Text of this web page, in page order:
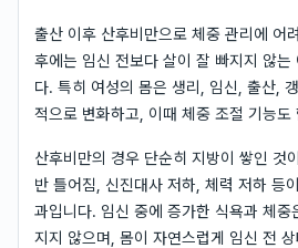
출산 이후 산후비만으로 체중 관리에 어
후에는 임신 전보다 살이 잘 빠지지 않는
다. 특히 여성의 몸은 생리, 임신, 출산,
적으로 변화하고, 이때 체중 조절 기능도
산후비만의 경우 단순히 지방이 쌓인 것
반 틀어짐, 신진대사 저하, 체력 저하 등
과입니다. 임신 중에 증가한 식욕과 체중
지지 않으며, 몸이 자연스럽게 임신 전